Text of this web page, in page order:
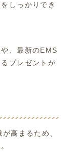
しっかりでき
、最新のEMS
プレゼントが
高まるため、